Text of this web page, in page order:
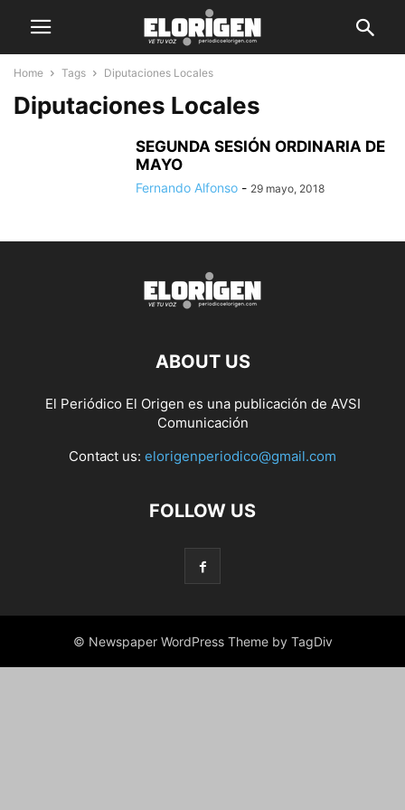
Home Tags Diputaciones Locales
Diputaciones Locales
SEGUNDA SESIÓN ORDINARIA DE
MAYO
Fernando Alfonso - 29 mayo, 2018
ABOUT US
El Periódico El Origen es una publicación de AVSI
Comunicación
Contact us: elorigenperiodico@gmail.com
FOLLOW US
© Newspaper WordPress Theme by TagDiv